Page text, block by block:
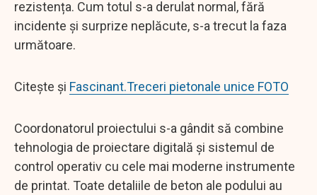
rezistența. Cum totul s-a derulat normal, fără
incidente și surprize neplăcute, s-a trecut la faza
următoare.
Citește și Fascinant.Treceri pietonale unice FOTO
Coordonatorul proiectului s-a gândit să combine
tehnologia de proiectare digitală și sistemul de
control operativ cu cele mai moderne instrumente
de printat. Toate detaliile de beton ale podului au